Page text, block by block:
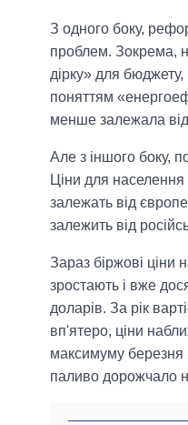
З одного боку,
проблем. Зокрема,
дірку» для бюджету,
поняттям
менше залежала від
Але з іншого боку,
Ціни для населення
залежать від
залежить від
Зараз біржові ціни
зростають і вже
доларів. За рік
вп'ятеро, ціни
максимуму березня
паливо дорожчало